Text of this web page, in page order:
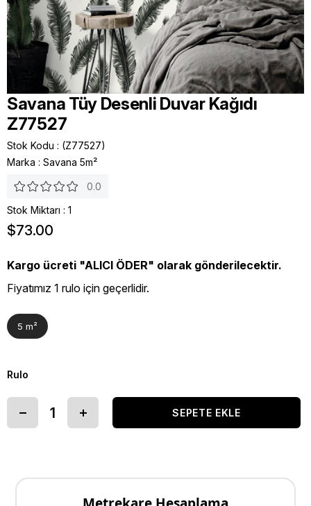
Savana Tüy Desenli Duvar Kağıdı
Z77527
Stok Kodu
(Z77527)
Marka : Savana 5m²
0.0
Stok Miktarı : 1
$73.00
Kargo ücreti "ALICI ÖDER" olarak gönderilecektir.
Fiyatımız 1 rulo için geçerlidir.
5 m²
Rulo